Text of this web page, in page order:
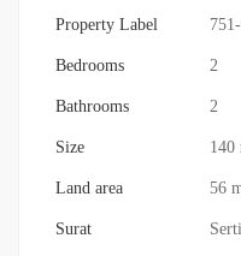
Property Label
Bedrooms 2
Bathrooms 2
Size 140
Land area 56
Surat